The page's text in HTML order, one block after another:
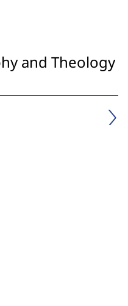
and Theology